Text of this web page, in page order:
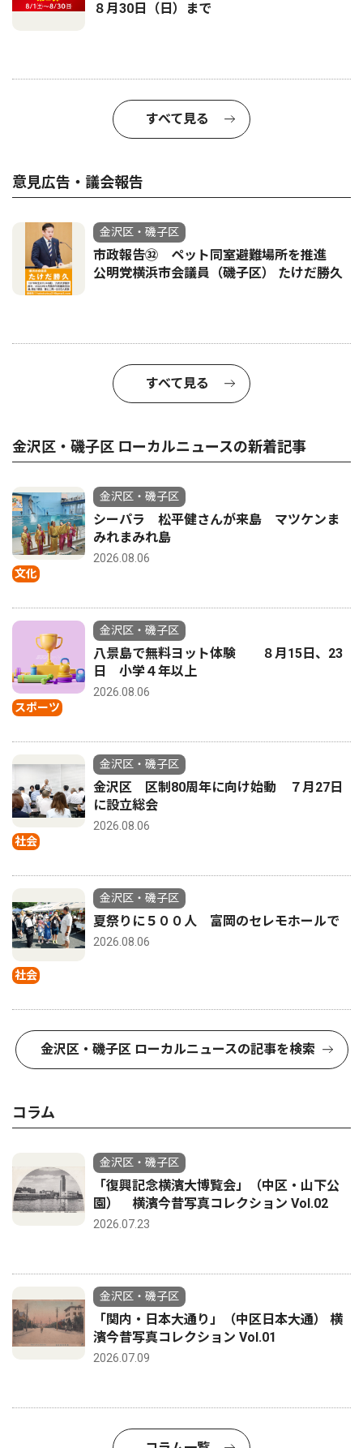
８月30日（日）まで
すべて見る
意見広告・議会報告
金沢区・磯子区
市政報告㉜ ペット同室避難場所を推進
公明党横浜市会議員（磯子区） たけだ勝久
すべて見る
金沢区・磯子区 ローカルニュースの新着記事
文化
金沢区・磯子区
シーパラ 松平健さんが来島 マツケンま
みれまみれ島
2026.08.06
スポーツ
金沢区・磯子区
八景島で無料ヨット体験 ８月15日、23
日 小学４年以上
2026.08.06
社会
金沢区・磯子区
金沢区 区制80周年に向け始動 ７月27日
に設立総会
2026.08.06
社会
金沢区・磯子区
夏祭りに５００人 富岡のセレモホールで
2026.08.06
金沢区・磯子区 ローカルニュースの記事を検索
コラム
金沢区・磯子区
「復興記念横濱大博覧会」（中区・山下公
園） 横濱今昔写真コレクション Vol.02
2026.07.23
金沢区・磯子区
「関内・日本大通り」（中区日本大通） 横
濱今昔写真コレクション Vol.01
2026.07.09